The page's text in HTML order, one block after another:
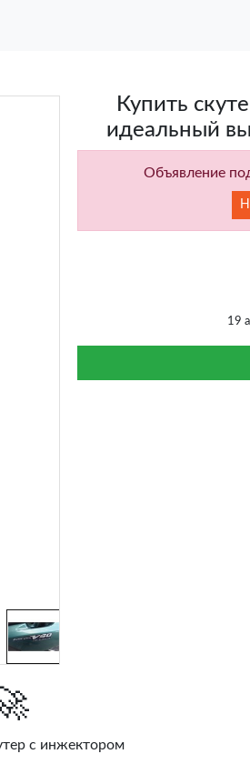
Купить
идеальный
Объявление
19
с инжектором